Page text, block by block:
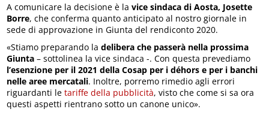
A comunicare la decisione è lavice sindaca di Aosta, Josette
Borre, che conferma quanto anticipato al nostro giornale in
sede di approvazione in Giunta del rendiconto 2020.
«Stiamo preparando ladelibera che passerà nella prossima
Giunta – sottolinea la vice sindaca -. Con questa prevediamo
l’esenzione per il 2021 della Cosap per i déhors e per i banchi
nelle aree mercatali. Inoltre, porremo rimedio agli errori
riguardanti letariffe della pubblicità, visto che come si sa ora
questi aspetti rientrano sotto un canone unico».